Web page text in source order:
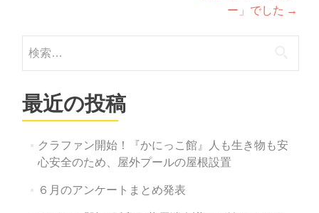
ビ
ゲ
シ
ョ
ン
ー」でした →
索:
最近の投稿
クラファン開始！『かにっこ館』人も生き物も安
心安全のため、屋外プールの屋根設置
６月のアンケートまとめ発表